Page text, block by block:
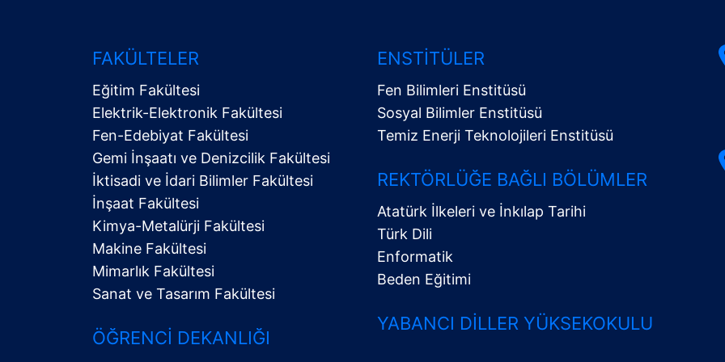
Alt
Menü
FAKÜLTELER
Eğitim Fakültesi
Elektrik-Elektronik Fakültesi
Fen-Edebiyat Fakültesi
Gemi İnşaatı ve Denizcilik Fakültesi
İktisadi ve İdari Bilimler Fakültesi
İnşaat Fakültesi
Kimya-Metalürji Fakültesi
Makine Fakültesi
Mimarlık Fakültesi
Sanat ve Tasarım Fakültesi
ÖĞRENCI DEKANLIĞI
ENSTITÜLER
Fen Bilimleri Enstitüsü
Sosyal Bilimler Enstitüsü
Temiz Enerji Teknolojileri Enstitüsü
REKTÖRLÜĞE BAĞLI BÖLÜMLER
Atatürk İlkeleri ve İnkılap Tarihi
Türk Dili
Enformatik
Beden Eğitimi
YABANCI DILLER YÜKSEKOKULU